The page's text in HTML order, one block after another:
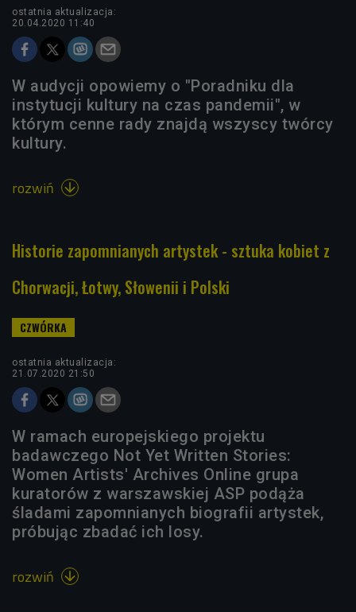
ostatnia aktualizacja:
20.04.2020 11:40
W audycji opowiemy o "Poradniku dla
instytucji kultury na czas pandemii", w
którym cenne rady znajdą wszyscy twórcy
kultury.
rozwiń 
Historie zapomnianych artystek - sztuka kobiet z
Chorwacji, Łotwy, Słowenii i Polski
ostatnia aktualizacja:
21.07.2020 21:50
W ramach europejskiego projektu
badawczego Not Yet Written Stories:
Women Artists' Archives Online grupa
kuratorów z warszawskiej ASP podąża
śladami zapomnianych biografii artystek,
próbując zbadać ich losy.
rozwiń 